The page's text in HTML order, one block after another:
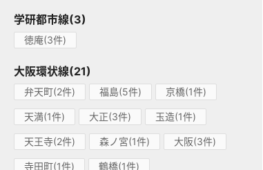
学研都市線(3)
徳庵(3件)
大阪環状線(21)
弁天町(2件) 福島(5件) 京橋(1件)
天満(1件) 大正(3件) 玉造(1件)
天王寺(2件) 森ノ宮(1件) 大阪(3件)
寺田町(1件) 鶴橋(1件)